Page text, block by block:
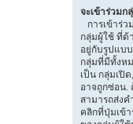
จะเข้าร่วมก
การเข้าร่ว
กลุ่มผู้ใช้ ที่ด้
อยู่กับรูปแบ
กลุ่มที่มีทั้งห
เป็น กลุ่มเปิ
อาจถูกซ่อน.
สามารถส่งค
คลิกที่ปุ่มเข้